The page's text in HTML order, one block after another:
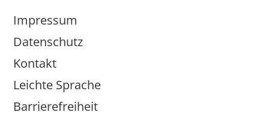
Impressum
Datenschutz
Kontakt
Leichte Sprache
Barrierefreiheit